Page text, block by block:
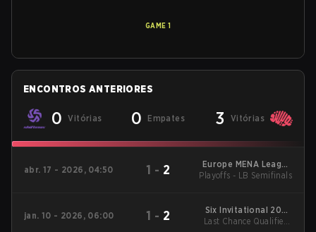
GAME 1
ENCONTROS ANTERIORES
0 Vitórias 0 Empates 3 Vitórias
abr. 17 - 2026, 04:50 1 - 2
Europe MENA League
- Europe MENA
Playoffs - LB Semifinals
jan. 10 - 2026, 06:00 1 - 2
Six Invitational 2026
Regional Qualifiers
Last Chance Qualifier -